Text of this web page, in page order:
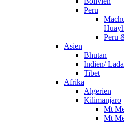
Peru
Peru
Asien
Bhutan
Indien/
Tibet
Afrika
Algerien
Kilimanjaro
Mt
Mt